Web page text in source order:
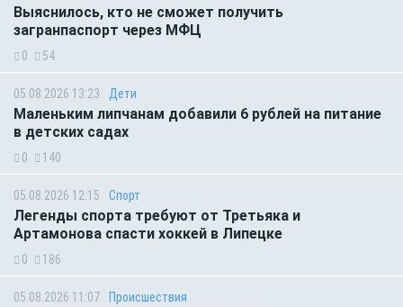
Выяснилось, кто не сможет получить
загранпаспорт через МФЦ
0 54
05.08.2026 13:23 Дети
Маленьким липчанам добавили 6 рублей на питание
в детских садах
0 140
05.08.2026 12:15 Спорт
Легенды спорта требуют от Третьяка и
Артамонова спасти хоккей в Липецке
0 186
05.08.2026 11:07 Происшествия